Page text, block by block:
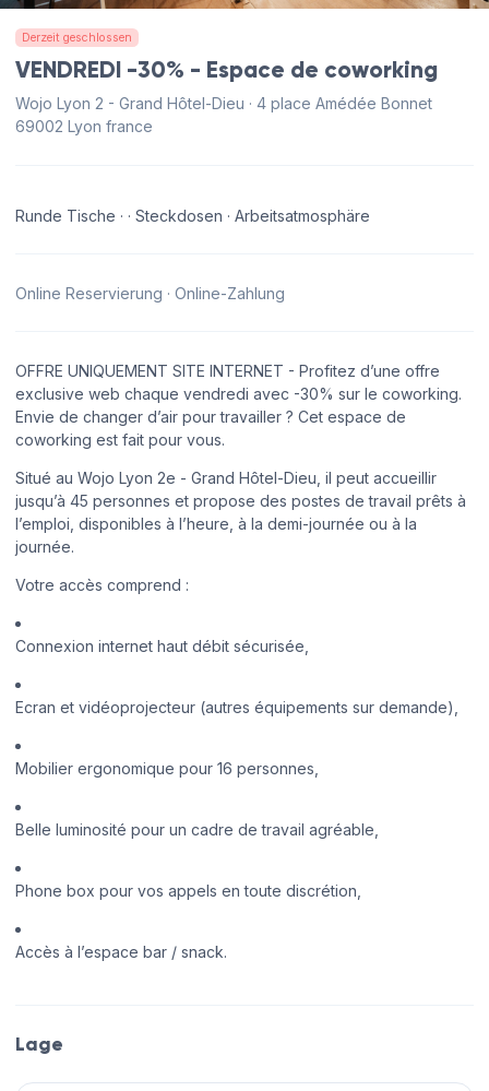
Derzeit geschlossen
VENDREDI -30% - Espace de coworking
Wojo Lyon 2 - Grand Hôtel-Dieu · 4 place Amédée Bonnet
69002 Lyon france
Runde Tische · · Steckdosen · Arbeitsatmosphäre
Online Reservierung · Online-Zahlung
OFFRE UNIQUEMENT SITE INTERNET - Profitez d’une offre
exclusive web chaque vendredi avec -30% sur le coworking.
Envie de changer d’air pour travailler ? Cet espace de
coworking est fait pour vous.
Situé au Wojo Lyon 2e - Grand Hôtel-Dieu, il peut accueillir
jusqu’à 45 personnes et propose des postes de travail prêts à
l’emploi, disponibles à l’heure, à la demi-journée ou à la
journée.
Votre accès comprend :
Connexion internet haut débit sécurisée,
Ecran et vidéoprojecteur (autres équipements sur demande),
Mobilier ergonomique pour 16 personnes,
Belle luminosité pour un cadre de travail agréable,
Phone box pour vos appels en toute discrétion,
Accès à l’espace bar / snack.
Lage